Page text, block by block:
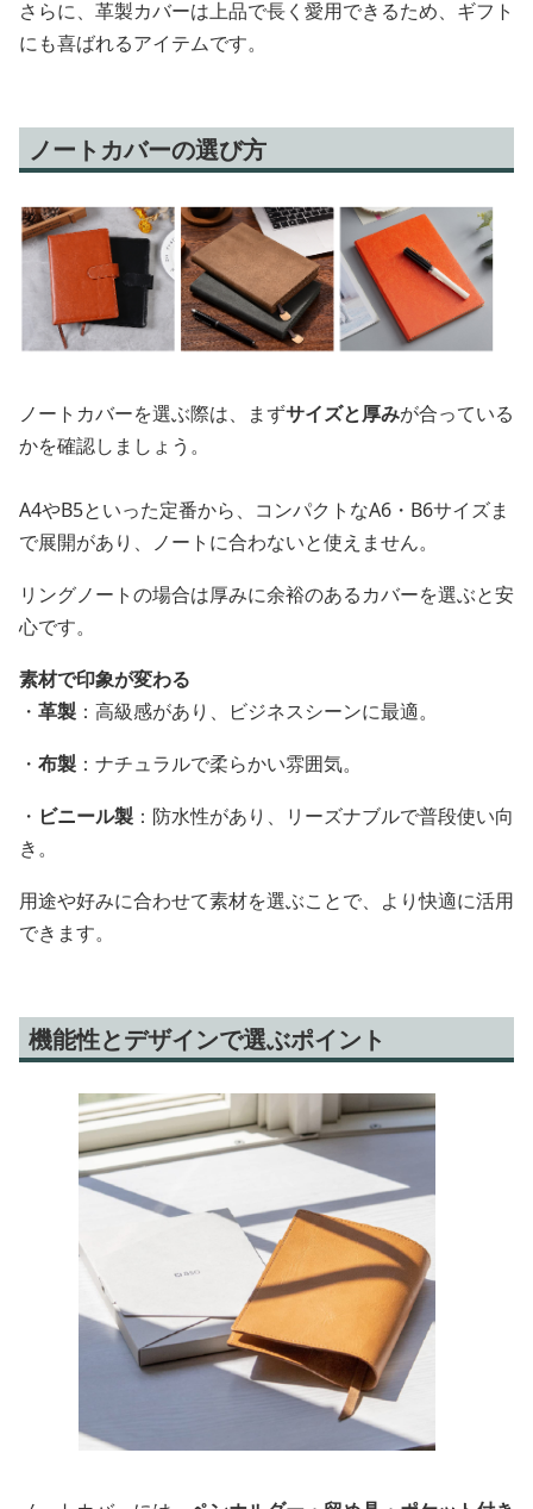
さらに、革製カバーは上品で長く愛用できるため、ギフト
にも喜ばれるアイテムです。
ノートカバーの選び方
ノートカバーを選ぶ際は、まずサイズと厚みが合っている
かを確認しましょう。
A4やB5といった定番から、コンパクトなA6・B6サイズま
で展開があり、ノートに合わないと使えません。
リングノートの場合は厚みに余裕のあるカバーを選ぶと安
心です。
素材で印象が変わる
・ 革製 ：高級感があり、ビジネスシーンに最適。
・ 布製 ：ナチュラルで柔らかい雰囲気。
・ ビニール製 ：防水性があり、リーズナブルで普段使い向
き。
用途や好みに合わせて素材を選ぶことで、より快適に活用
できます。
機能性とデザインで選ぶポイント